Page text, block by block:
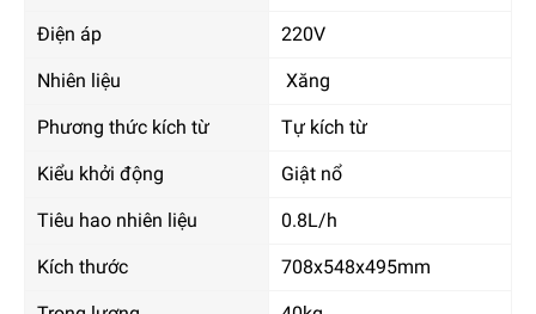
Điện áp 220V
Nhiên liệu Xăng
Phương thức kích từ Tự kích từ
Kiểu khởi động Giật nổ
Tiêu hao nhiên liệu 0.8L/h
Kích thước 708x548x495mm